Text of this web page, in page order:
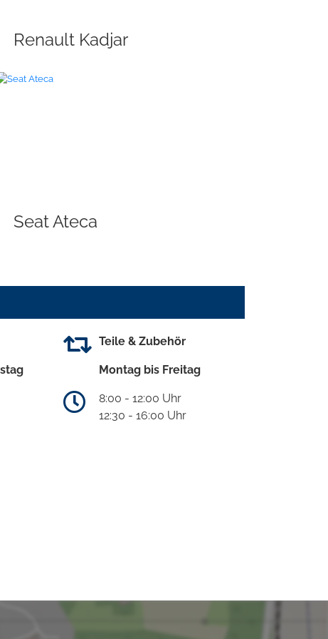
Renault Kadjar
Seat Ateca
Teile & Zubehör
Montag bis Freitag
8:00 - 12:00 Uhr
12:30 - 16:00 Uhr